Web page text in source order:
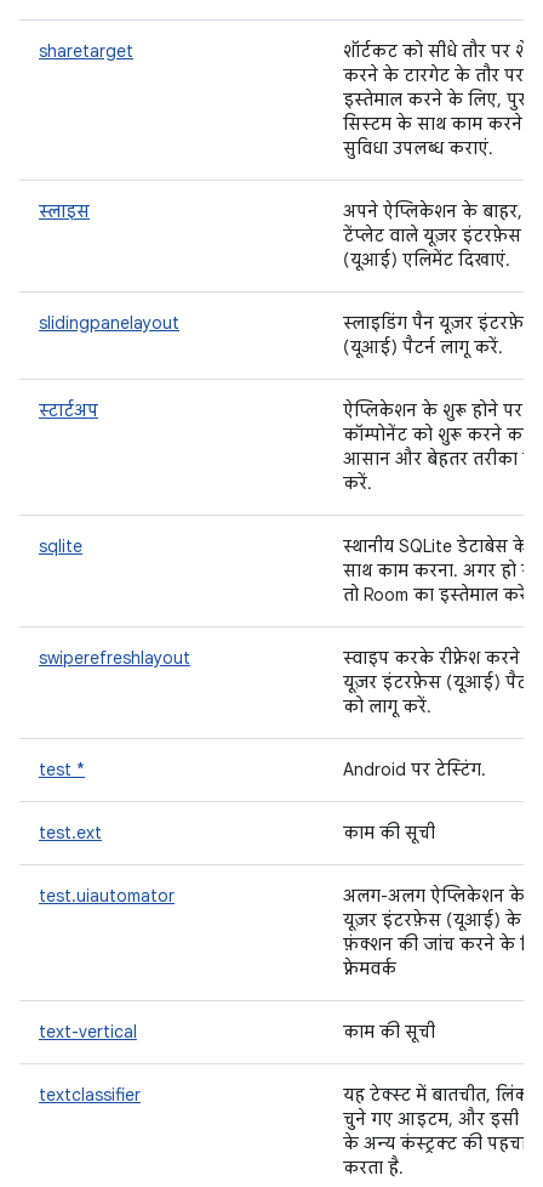
sharetarget
शॉर्टकट को सीधे तौर पर
करने के टारगेट के तौर पर
इस्तेमाल करने के लिए, पुराने
सिस्टम के साथ काम करने
सुविधा उपलब्ध कराएं.
स्लाइस
अपने ऐप्लिकेशन के बाहर,
टेंप्लेट वाले यूज़र इंटरफ़ेस
(यूआई) एलिमेंट दिखाएं.
slidingpanelayout
स्लाइडिंग पैन यूज़र इंटरफ़ेस
(यूआई) पैटर्न लागू करें.
स्टार्टअप
ऐप्लिकेशन के शुरू होने पर
कॉम्पोनेंट को शुरू करने का
आसान और बेहतर तरीका
करें.
sqlite
स्थानीय SQLite डेटाबेस के
साथ काम करना. अगर हो
तो Room का इस्तेमाल करें.
swiperefreshlayout
स्वाइप करके रीफ़्रेश करने
यूज़र इंटरफ़ेस (यूआई) पैटर्न
को लागू करें.
test * Android पर टेस्टिंग.
test.ext काम की सूची
test.uiautomator
अलग-अलग ऐप्लिकेशन के
यूज़र इंटरफ़ेस (यूआई) के
फ़ंक्शन की जांच करने के
फ़्रेमवर्क
text-vertical काम की सूची
textclassifier
यह टेक्स्ट में बातचीत, लिंक,
चुने गए आइटम, और इसी
के अन्य कंस्ट्रक्ट की पहचान
करता है.